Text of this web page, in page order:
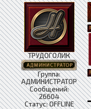
ТРУДОГОЛИК
Группа:
АДМИНИСТРАТОР
Сообщений:
26604
Статус:OFFLINE